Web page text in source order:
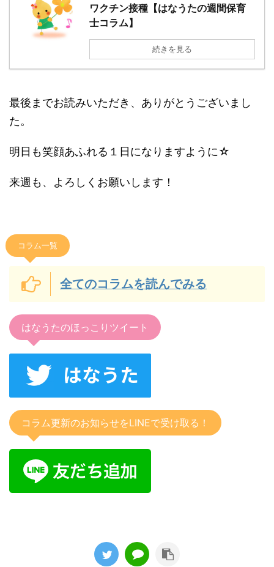
ワクチン接種【はなうたの週間保育
士コラム】
続きを見る
最後までお読みいただき、ありがとうございまし
た。
明日も笑顔あふれる１日になりますように☆
来週も、よろしくお願いします！
コラム一覧
全てのコラムを読んでみる
はなうたのほっこりツイート
コラム更新のお知らせをLINEで受け取る！